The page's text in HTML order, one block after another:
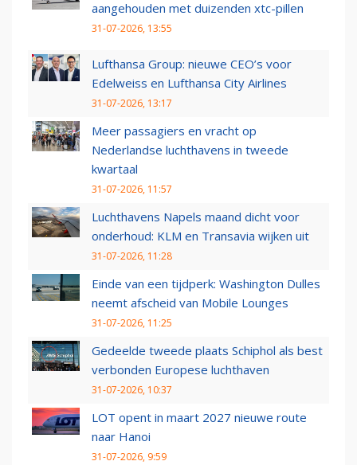
aangehouden met duizenden xtc-pillen
31-07-2026, 13:55
Lufthansa Group: nieuwe CEO’s voor
Edelweiss en Lufthansa City Airlines
31-07-2026, 13:17
Meer passagiers en vracht op
Nederlandse luchthavens in tweede
kwartaal
31-07-2026, 11:57
Luchthavens Napels maand dicht voor
onderhoud: KLM en Transavia wijken uit
31-07-2026, 11:28
Einde van een tijdperk: Washington Dulles
neemt afscheid van Mobile Lounges
31-07-2026, 11:25
Gedeelde tweede plaats Schiphol als best
verbonden Europese luchthaven
31-07-2026, 10:37
LOT opent in maart 2027 nieuwe route
naar Hanoi
31-07-2026, 9:59